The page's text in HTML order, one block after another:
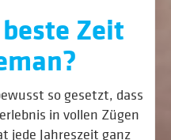
Zeit
so gesetzt, dass
in vollen Zügen
jede Jahreszeit ganz